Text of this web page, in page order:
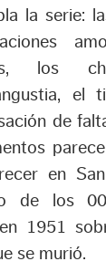
la serie:
los
el
de
en
de los
1951
se murió.